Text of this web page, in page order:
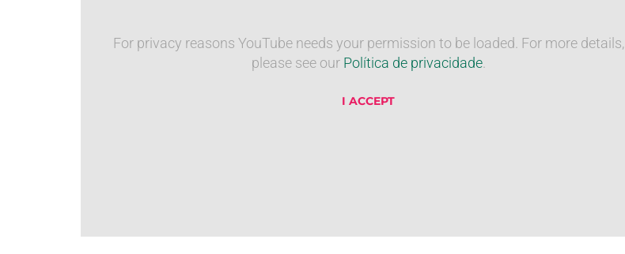
For privacy reasons YouTube needs your permission to be loaded. For more details,
please see our Política de privacidade.
I ACCEPT